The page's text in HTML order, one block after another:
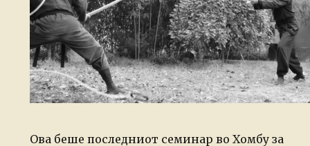
Ова беше последниот семинар во Хомбу за